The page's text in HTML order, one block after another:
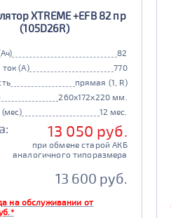
XTREME +EFB 82 пр
(105D26R)
82
ток (А)
770
прямая (1, R)
260x172x220 мм.
(мес)
12 мес.
13 050 руб.
при обмене старой АКБ
аналогичного типоразмера
13 600 руб.
на обслуживании от